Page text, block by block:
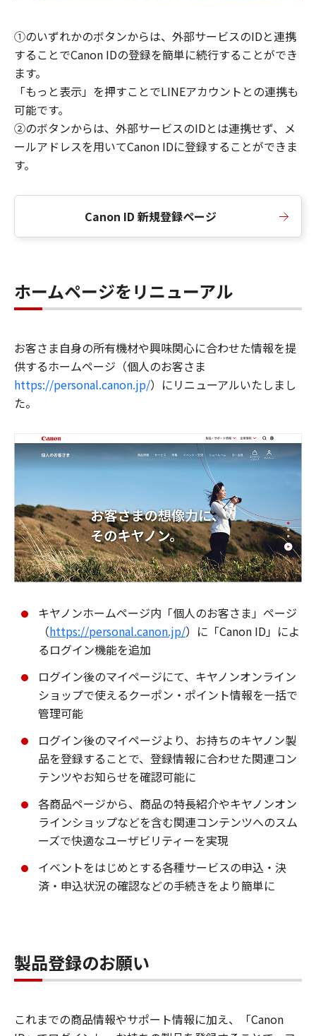
①のいずれかのボタンからは、外部サービスのIDと連携
することでCanon IDの登録を簡単に続行することができ
ます。
「もっと表示」を押すことでLINEアカウントとの連携も
可能です。
②のボタンからは、外部サービスのIDとは連携せず、メ
ールアドレスを用いてCanon IDに登録することができま
す。
Canon ID 新規登録ページ
ホームページをリニューアル
お客さま自身の所有機材や興味関心に合わせた情報を提
供するホームページ（個人のお客さま
https://personal.canon.jp/）にリニューアルいたしまし
た。
キヤノンホームページ内「個人のお客さま」ページ
（https://personal.canon.jp/）に「Canon ID」によ
るログイン機能を追加
ログイン後のマイページにて、キヤノンオンライン
ショップで使えるクーポン・ポイント情報を一括で
管理可能
ログイン後のマイページより、お持ちのキヤノン製
品を登録することで、登録情報に合わせた関連コン
テンツやお知らせを確認可能に
各商品ページから、商品の特長紹介やキヤノンオン
ラインショップなどを含む関連コンテンツへのスム
ーズで快適なユーザビリティーを実現
イベントをはじめとする各種サービスの申込・決
済・申込状況の確認などの手続きをより簡単に
製品登録のお願い
これまでの商品情報やサポート情報に加え、「Canon